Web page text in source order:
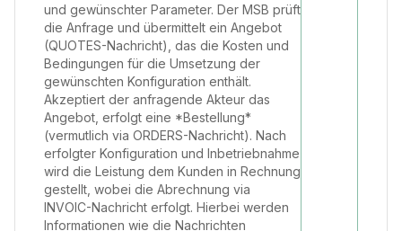
und gewünschter Parameter. Der MSB prüft
die Anfrage und übermittelt ein Angebot
(QUOTES-Nachricht), das die Kosten und
Bedingungen für die Umsetzung der
gewünschten Konfiguration enthält.
Akzeptiert der anfragende Akteur das
Angebot, erfolgt eine *Bestellung*
(vermutlich via ORDERS-Nachricht). Nach
erfolgter Konfiguration und Inbetriebnahme
wird die Leistung dem Kunden in Rechnung
gestellt, wobei die Abrechnung via
INVOIC-Nachricht erfolgt. Hierbei werden
Informationen wie die Nachrichten